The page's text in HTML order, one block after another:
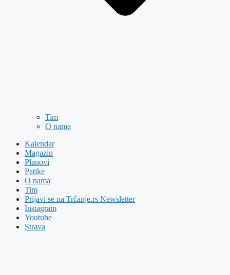
Tim
O nama
Kalendar
Magazin
Planovi
Patike
O nama
Tim
Prijavi se na Trčanje.rs Newsletter
Instagram
Youtube
Strava